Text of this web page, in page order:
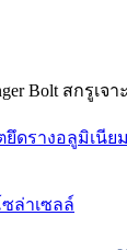
Bolt สกรูเ
ยึดรางอลูมิเนียม
ล่าเซลล์